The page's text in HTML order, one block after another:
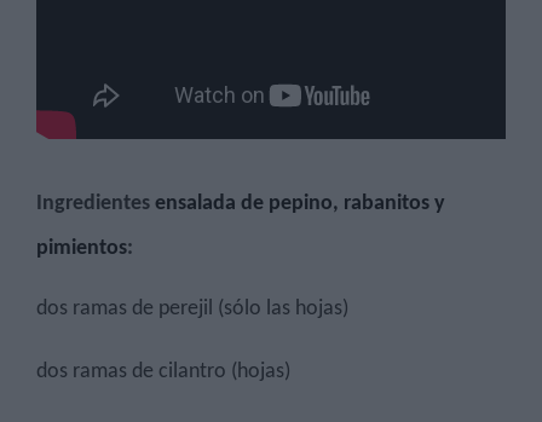
Ingredientes ensalada de pepino, rabanitos y
pimientos:
dos ramas de perejil (sólo las hojas)
dos ramas de cilantro (hojas)